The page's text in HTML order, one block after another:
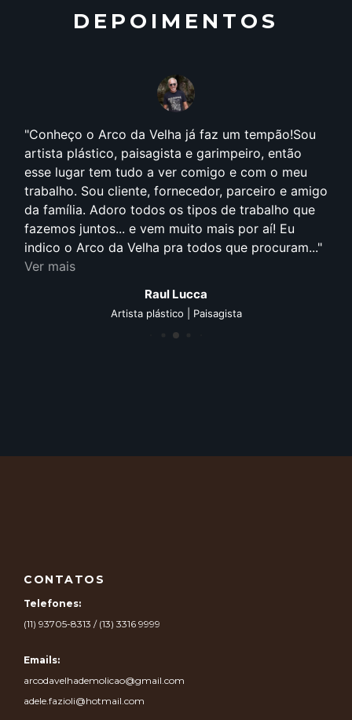
DEPOIMENTOS
Conheço o Arco da Velha já faz um tempão!Sou
artista plástico, paisagista e garimpeiro, então
esse lugar tem tudo a ver comigo e com o meu
trabalho. Sou cliente, fornecedor, parceiro e amigo
da família. Adoro todos os tipos de trabalho que
fazemos juntos... e vem muito mais por aí! Eu
indico o Arco da Velha pra todos que procuram...
Ver mais
Raul Lucca
Artista plástico | Paisagista
CONTATOS
Telefones:
(11) 93705-8313 / (13) 3316 9999
Emails:
arcodavelhademolicao@gmail.com
adele.fazioli@hotmail.com